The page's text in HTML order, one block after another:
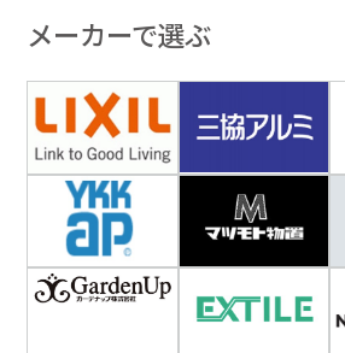
メーカーで選ぶ